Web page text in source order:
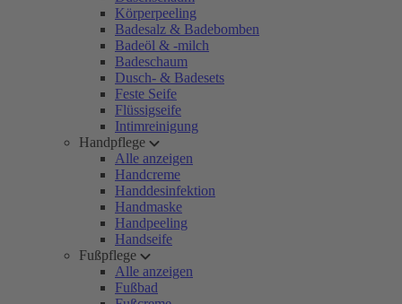
Körperpeeling
Badesalz & Badebomben
Badeöl & -milch
Badeschaum
Dusch- & Badesets
Feste Seife
Flüssigseife
Intimreinigung
Handpflege
Alle anzeigen
Handcreme
Handdesinfektion
Handmaske
Handpeeling
Handseife
Fußpflege
Alle anzeigen
Fußbad